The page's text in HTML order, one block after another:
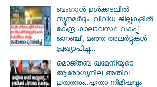
ബംഗാൾ ഉൾക്കടലിൽ
ന്യൂനമർദ്ദം: വിവിധ ജില്ലകളിൽ
കേന്ദ്ര കാലാവസ്ഥ വകുപ്പ്
ഓറഞ്ച്, മഞ്ഞ അലർട്ടുകൾ
പ്രഖ്യാപിച്ചു...
മൊജ്തബ ഖമേനിയുടെ
ആരോഗ്യനില അതീവ
ഗുരുതരം..ഏതാ നിമിഷവും